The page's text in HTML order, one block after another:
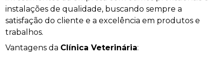
instalações de qualidade, buscando sempre a
satisfação do cliente e a excelência em produtos e
trabalhos.
Vantagens da Clínica Veterinária: